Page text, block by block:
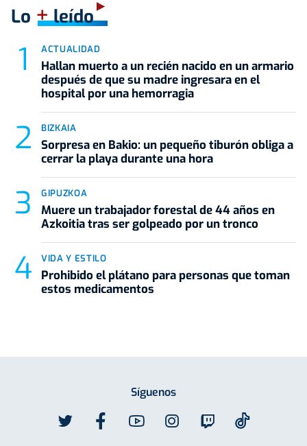
Lo +leído
ACTUALIDAD
Hallan muerto a un recién nacido en un armario
después de que su madre ingresara en el
hospital por una hemorragia
BIZKAIA
Sorpresa en Bakio: un pequeño tiburón obliga a
cerrar la playa durante una hora
GIPUZKOA
Muere un trabajador forestal de 44 años en
Azkoitia tras ser golpeado por un tronco
VIDA Y ESTILO
Prohibido el plátano para personas que toman
estos medicamentos
Síguenos